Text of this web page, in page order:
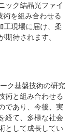
ック結晶光ファイ
を組み合わせる
工現場に届け、柔
待されます。
ク基盤技術の研究
術と組み合わせる
であり、今後、実
経て、多様な社会
として成長してい